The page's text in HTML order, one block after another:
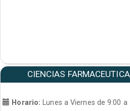
CIENCIAS
Horario: Lunes a Viernes de 9:00